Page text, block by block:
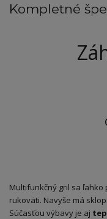
Kompletné
Multifunkčný gril sa
rukoväti. Navyše má
Súčasťou výbavy je aj